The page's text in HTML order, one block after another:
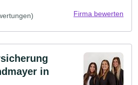
Firma bewerten
in